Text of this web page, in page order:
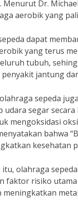
Dr.
aerobik yang
dapat
yang terus
tubuh,
penyakit jantung
sepeda
udara segar
mengoksidasi
bahwa
kesehatan
itu, olahraga
faktor risiko
meningkatkan